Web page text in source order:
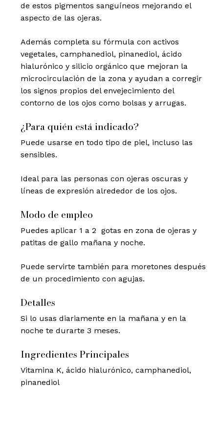
de estos pigmentos sanguíneos mejorando el
aspecto de las ojeras.
Además completa su fórmula con activos
vegetales, camphanediol, pinanediol, ácido
hialurónico y silicio orgánico que mejoran la
microcirculación de la zona y ayudan a corregir
los signos propios del envejecimiento del
contorno de los ojos como bolsas y arrugas.
¿Para quién está indicado?
Puede usarse en todo tipo de piel, incluso las
sensibles.
Ideal para las personas con ojeras oscuras y
líneas de expresión alrededor de los ojos.
Modo de empleo
Puedes aplicar 1 a 2 gotas en zona de ojeras y
patitas de gallo mañana y noche.
Puede servirte también para moretones después
de un procedimiento con agujas.
Detalles
Si lo usas diariamente en la mañana y en la
noche te durarte 3 meses.
Ingredientes Principales
Vitamina K, ácido hialurónico, camphanediol,
pinanediol